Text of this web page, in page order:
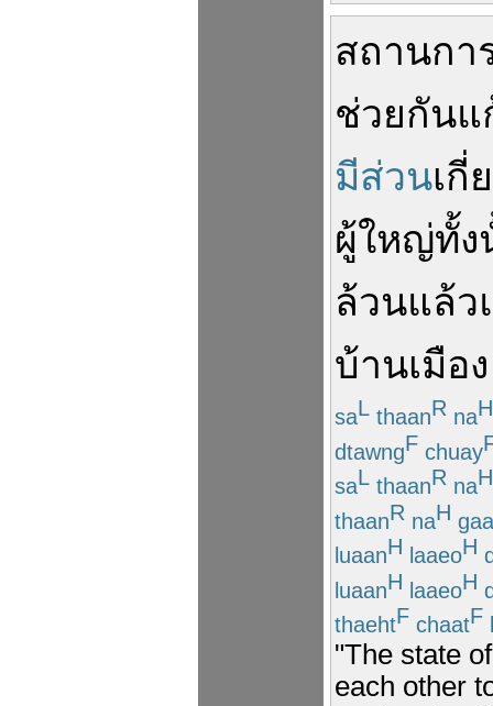
สถานก
ช่วยกันแ
มีส่วนเกี่
ผู้ใหญ่ทั้ง
ล้วนแล้ว
บ้านเมือง
saL thaanR naH
dtawngF chuay
saL thaanR naH
thaanR naH
luaanH laaeoH
luaanH laaeoH
thaehtF chaatF
"The state
each other